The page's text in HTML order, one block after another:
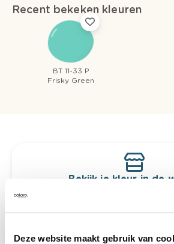
Deze website maakt gebruik van
Recent bekeken kleuren
BT 11-33 P
Frisky Green
Bekijk je kleur in de
Ontdek er kleurechte
te verfijnen.